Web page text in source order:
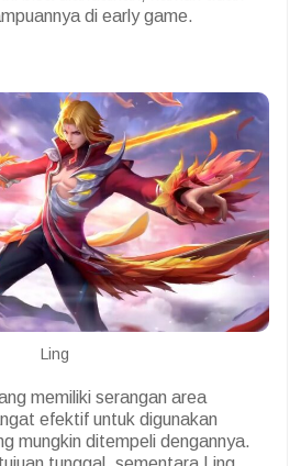
di early game.
Ling
memiliki serangan area
efektif untuk digunakan
mungkin ditempeli dengannya.